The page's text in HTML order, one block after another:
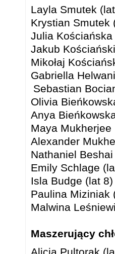
Layla Smutek
Krystian Smutek
Julia Kościańska
Jakub
Mikołaj
Gabriella
Sebastian
Olivia
Anya
Maya Mukherjee
Alexander
Nathaniel
Emily Schlage
Isla Budge (lat 8)
Paulina Miziniak
Malwina
Maszerujący